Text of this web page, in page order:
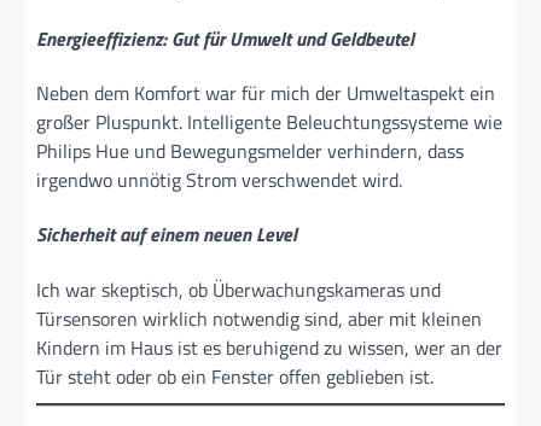
Energieeffizienz: Gut für Umwelt und Geldbeutel
Neben dem Komfort war für mich der Umweltaspekt ein
großer Pluspunkt. Intelligente Beleuchtungssysteme wie
Philips Hue und Bewegungsmelder verhindern, dass
irgendwo unnötig Strom verschwendet wird.
Sicherheit auf einem neuen Level
Ich war skeptisch, ob Überwachungskameras und
Türsensoren wirklich notwendig sind, aber mit kleinen
Kindern im Haus ist es beruhigend zu wissen, wer an der
Tür steht oder ob ein Fenster offen geblieben ist.